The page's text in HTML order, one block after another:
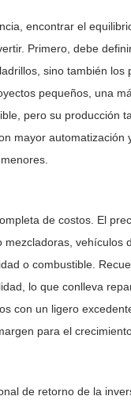
encontrar el
Primero, debe
sino también
pequeños, una
pero su producción
mayor automatización
de costos. El
vehículos
o combustible.
lo que conlleva
con un ligero
para el
de retorno de la